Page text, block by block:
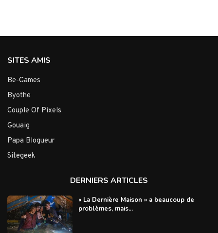
SITES AMIS
Be-Games
Byothe
Couple Of Pixels
Gouaig
Papa Blogueur
Sitegeek
DERNIERS ARTICLES
« La Dernière Maison » a beaucoup de
problèmes, mais...